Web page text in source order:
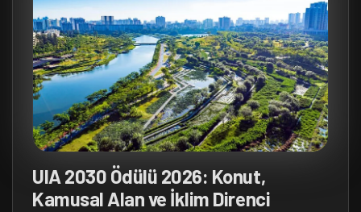
UIA 2030 Ödülü 2026: Konut,
Kamusal Alan ve İklim Direnci